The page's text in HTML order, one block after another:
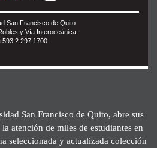
San Francisco de Quito
y Vía Interoceánica
2 297 1700
San Francisco de Quito, abre sus
atención de miles de estudiantes en
seleccionada y actualizada colección